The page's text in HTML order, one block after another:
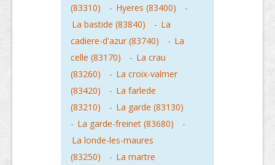
(83310)
- Hyeres (83400)
-
La bastide (83840)
- La
cadiere-d'azur (83740)
- La
celle (83170)
- La crau
(83260)
- La croix-valmer
(83420)
- La farlede
(83210)
- La garde (83130)
- La garde-freinet (83680)
-
La londe-les-maures
(83250)
- La martre